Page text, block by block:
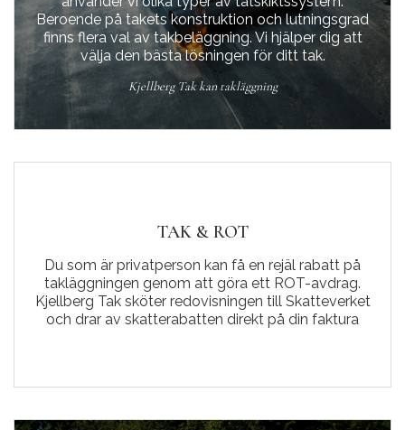
Beroende på takets konstruktion och lutningsgrad
finns flera val av takbeläggning. Vi hjälper dig att
välja den bästa lösningen för ditt tak.
Kjellberg Tak kan takläggning
TAK & ROT
Du som är privatperson kan få en rejäl rabatt på
takläggningen genom att göra ett ROT-avdrag.
Kjellberg Tak sköter redovisningen till Skatteverket
och drar av skatterabatten direkt på din faktura